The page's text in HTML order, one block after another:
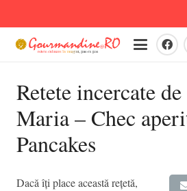
Retete incercate
Maria – Chec
Pancakes
Dacă îți place această rețetă,